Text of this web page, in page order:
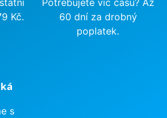
Kč.
Potřebujete víc času? Až
60 dní za drobný
poplatek.
s